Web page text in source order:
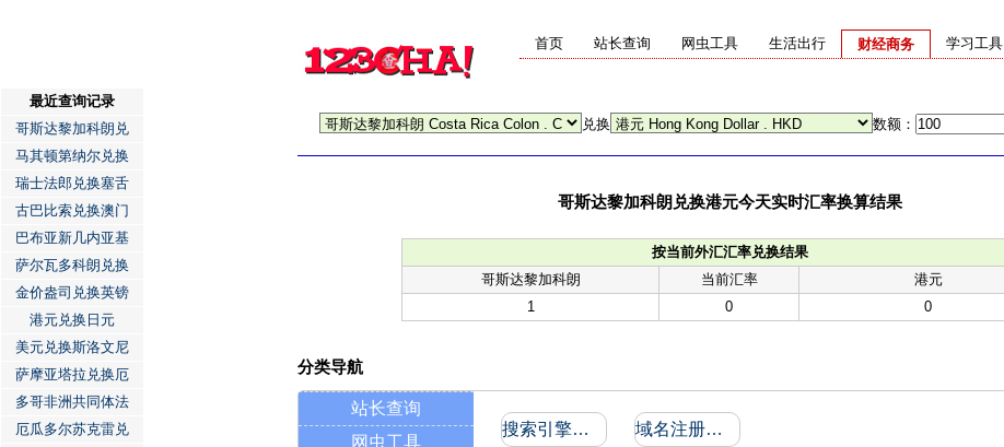
首页 站长查询 网虫工具 生活出行
财经商务
学习工具
兑换 数额：
哥斯达黎加科朗兑换港元今天实时汇率换算结果
按当前外汇汇率兑换结果
哥斯达黎加科朗
当前汇率
港元
1
0 0
最近查询记录
哥斯达黎加科朗兑
马其顿第纳尔兑换
瑞士法郎兑换塞舌
古巴比索兑换澳门
巴布亚新几内亚基
萨尔瓦多科朗兑换
金价盎司兑换英镑
港元兑换日元
美元兑换斯洛文尼
萨摩亚塔拉兑换厄
多哥非洲共同体法
厄瓜多尔苏克雷兑
分类导航
站长查询
网虫工具
搜索引擎收录和反向链接 域名注册信息